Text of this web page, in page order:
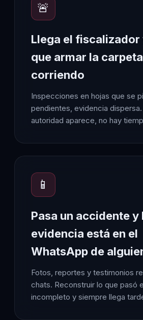
🚨
Llega el fiscalizador
que armar la carpeta
corriendo
Inspecciones en hojas que se
pendientes, evidencia dispersa.
autoridad aparece, no hay
📱
Pasa un accidente y
evidencia está en el
WhatsApp de
Fotos, reportes y testimonios
chats. Reconstruir lo que pasó
incompleto y siempre llega